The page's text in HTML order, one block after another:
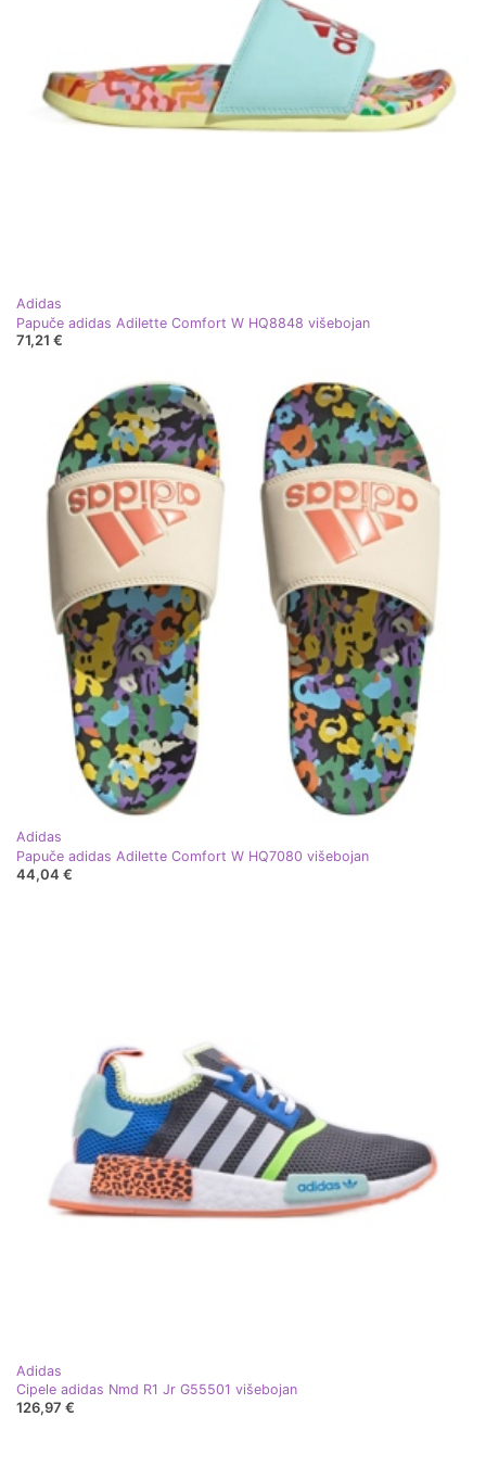
Adidas
Papuče adidas Adilette Comfort W HQ8848 višebojan
71,21 €
Adidas
Papuče adidas Adilette Comfort W HQ7080 višebojan
44,04 €
Adidas
Cipele adidas Nmd R1 Jr G55501 višebojan
126,97 €